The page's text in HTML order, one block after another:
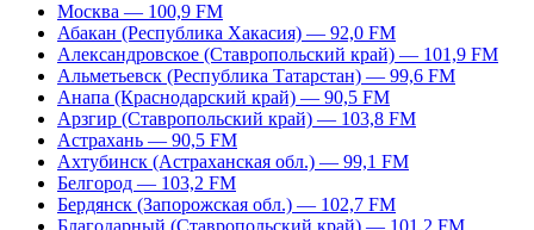
Москва — 100,9 FM
Абакан (Республика Хакасия) — 92,0 FM
Александровское (Ставропольский край) — 101,9 FM
Альметьевск (Республика Татарстан) — 99,6 FM
Анапа (Краснодарский край) — 90,5 FM
Арзгир (Ставропольский край) — 103,8 FM
Астрахань — 90,5 FM
Ахтубинск (Астраханская обл.) — 99,1 FM
Белгород — 103,2 FM
Бердянск (Запорожская обл.) — 102,7 FM
Благодарный (Ставропольский край) — 101,2 FM